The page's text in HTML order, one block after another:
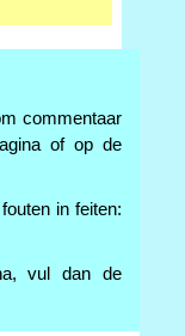
commentaar
of op de
in feiten:
vul dan de